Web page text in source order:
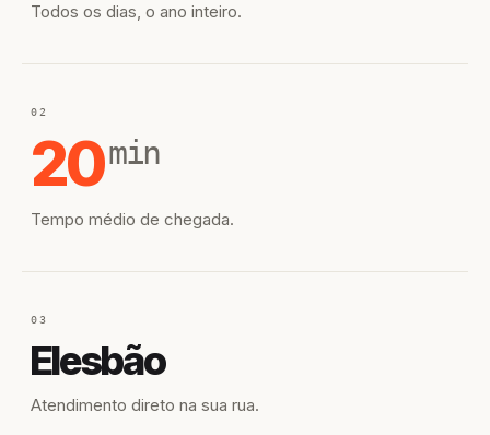
Todos os dias, o ano inteiro.
02
20min
Tempo médio de chegada.
03
Elesbão
Atendimento direto na sua rua.